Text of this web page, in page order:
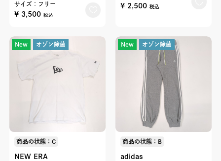
サイズ：フリー
¥ 3,500 税込
¥ 2,500 税込
New オゾン除菌
商品の状態：C
NEW ERA
New オゾン除菌
商品の状態：B
adidas